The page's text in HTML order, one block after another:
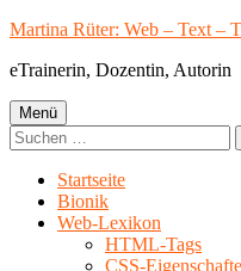
Springe
Inhalt
Martina Rüter: Web – Text –
eTrainerin, Dozentin, Autorin
Primäres
Menü
Menü
Suchen
nach:
Startseite
Bionik
Web-Lexikon
HTML-Tags
CSS-